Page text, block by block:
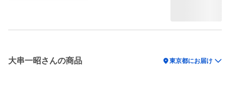
大串一昭さんの商品 location_on東京都にお届け